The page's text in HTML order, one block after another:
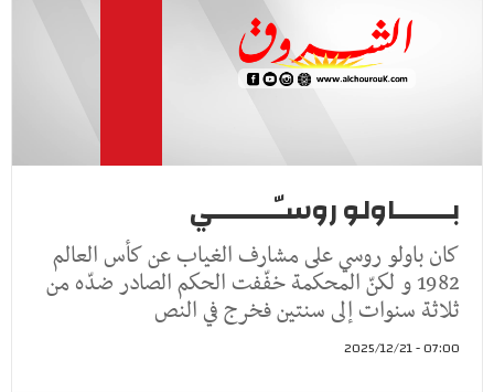
بـــــــاولو روسـّــــــــي
كان باولو روسي على مشارف الغياب عن كأس العالم
1982 و لكنّ المحكمة خفّفت الحكم الصادر ضدّه من
ثلاثة سنوات إلى سنتين فخرج في النص
07:00 - 2025/12/21